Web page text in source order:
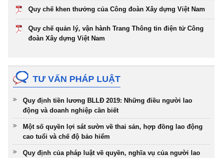
Quy chế khen thưởng của Công đoàn Xây dựng Việt Nam
Quy chế quản lý, vận hành Trang Thông tin điện tử Công
đoàn Xây dựng Việt Nam
TƯ VẤN PHÁP LUẬT
Quy định tiền lương BLLĐ 2019: Những điều người lao
động và doanh nghiệp cần biết
Một số quyền lợi sát sườn về thai sản, hợp đồng lao động
cao tuổi và chế độ bảo hiểm
Quy định của pháp luật về quyền, nghĩa vụ của người lao